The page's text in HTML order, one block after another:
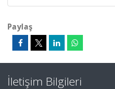
Paylaş
İletişim Bilgileri